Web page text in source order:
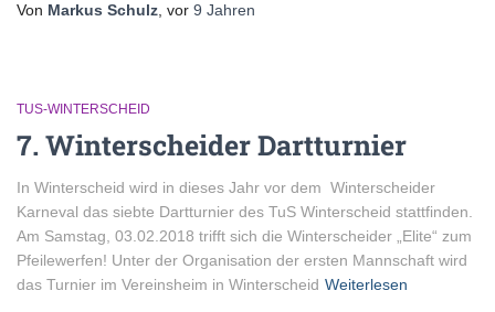
Von Markus Schulz , vor 9 Jahren
TUS-WINTERSCHEID
7. Winterscheider Dartturnier
In Winterscheid wird in dieses Jahr vor dem Winterscheider
Karneval das siebte Dartturnier des TuS Winterscheid stattfinden.
Am Samstag, 03.02.2018 trifft sich die Winterscheider „Elite“ zum
Pfeilewerfen! Unter der Organisation der ersten Mannschaft wird
das Turnier im Vereinsheim in Winterscheid Weiterlesen